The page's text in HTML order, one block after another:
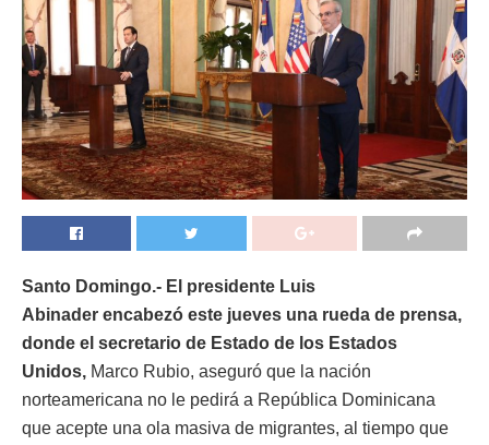
Santo Domingo.- El presidente Luis
Abinader encabezó este jueves una rueda de prensa,
donde el secretario de Estado de los Estados
Unidos, Marco Rubio, aseguró que la nación
norteamericana no le pedirá a República Dominicana
que acepte una ola masiva de migrantes, al tiempo que